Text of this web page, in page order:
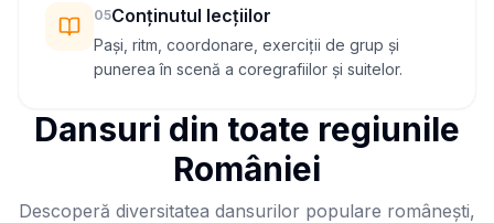
05Conținutul lecțiilor
Pași, ritm, coordonare, exerciții de grup și
punerea în scenă a coregrafiilor și suitelor.
Dansuri din toate regiunile
României
Descoperă diversitatea dansurilor populare românești,